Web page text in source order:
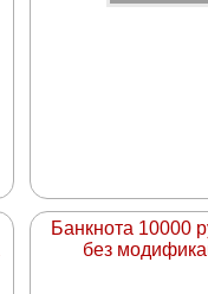
Банкнота 10000
без